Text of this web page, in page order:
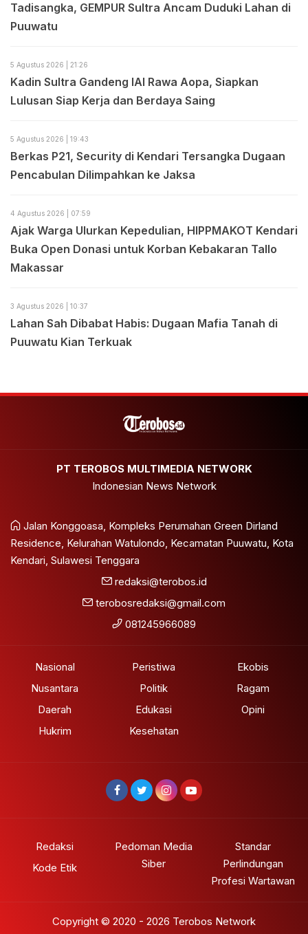
Tadisangka, GEMPUR Sultra Ancam Duduki Lahan di
Puuwatu
5 Agustus 2026 | 21:26
Kadin Sultra Gandeng IAI Rawa Aopa, Siapkan
Lulusan Siap Kerja dan Berdaya Saing
5 Agustus 2026 | 19:43
Berkas P21, Security di Kendari Tersangka Dugaan
Pencabulan Dilimpahkan ke Jaksa
4 Agustus 2026 | 07:59
Ajak Warga Ulurkan Kepedulian, HIPPMAKOT Kendari
Buka Open Donasi untuk Korban Kebakaran Tallo
Makassar
3 Agustus 2026 | 10:37
Lahan Sah Dibabat Habis: Dugaan Mafia Tanah di
Puuwatu Kian Terkuak
PT TEROBOS MULTIMEDIA NETWORK
Indonesian News Network
Jalan Konggoasa, Kompleks Perumahan Green Dirland
Residence, Kelurahan Watulondo, Kecamatan Puuwatu, Kota
Kendari, Sulawesi Tenggara
redaksi@terobos.id
terobosredaksi@gmail.com
081245966089
Nasional
Nusantara
Daerah
Hukrim
Peristiwa
Politik
Edukasi
Kesehatan
Ekobis
Ragam
Opini
Redaksi
Kode Etik
Pedoman Media
Siber
Standar
Perlindungan
Profesi Wartawan
Copyright © 2020 - 2026 Terobos Network